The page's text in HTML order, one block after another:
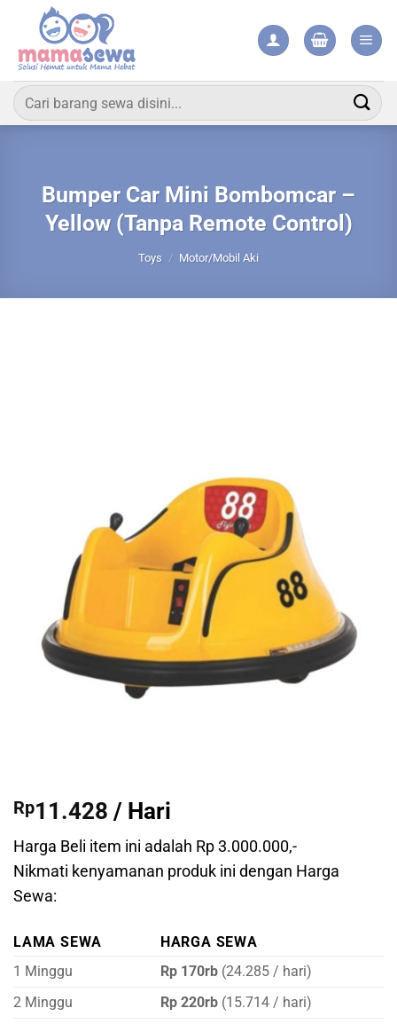
content
Pencarian
untuk:
Bumper Car Mini Bombomcar –
Yellow (Tanpa Remote Control)
Toys / Motor/Mobil Aki
Rp11.428 / Hari
Harga Beli item ini adalah Rp 3.000.000,-
Nikmati kenyamanan produk ini dengan Harga
Sewa:
LAMA SEWA
HARGA SEWA
1 Minggu
Rp 170rb(24.285 / hari)
2 Minggu
Rp 220rb(15.714 / hari)